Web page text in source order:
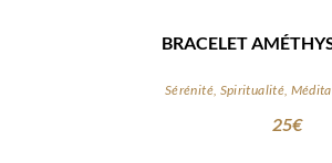
BRACELET
Sérénité, Spiritualité,
25€